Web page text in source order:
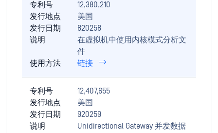
专利号
12,380,210
发行地点
美国
发行日期
820258
说明
在虚拟机中使用内核模式分析文
件
使用方法
链接
专利号
12,407,655
发行地点
美国
发行日期
920259
说明
Unidirectional Gateway 并发数据